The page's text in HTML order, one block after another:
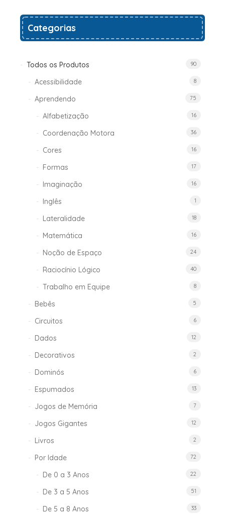
Categorias
Todos os Produtos 90
Acessibilidade 8
Aprendendo 75
Alfabetização 16
Coordenação Motora 36
Cores 16
Formas 17
Imaginação 16
Inglês 1
Lateralidade 18
Matemática 16
Noção de Espaço 24
Raciocínio Lógico 40
Trabalho em Equipe 8
Bebês 5
Circuitos 6
Dados 12
Decorativos 2
Dominós 6
Espumados 13
Jogos de Memória 7
Jogos Gigantes 12
Livros 2
Por Idade 72
De 0 a 3 Anos 22
De 3 a 5 Anos 51
De 5 a 8 Anos 33